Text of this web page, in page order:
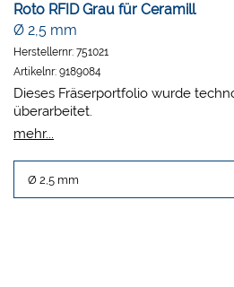
Roto RFID Grau für Ceramill
Ø 2,5 mm
Herstellernr: 751021
Artikelnr: 9189084
Dieses Fräserportfolio wurde
überarbeitet.
Fräserwerkzeuge geeignet für
Bis zu 70 % längere Standzeit
Optimierte Schneidengeometrie
Resultate
Geringerer Lageraufwand,
mehr...